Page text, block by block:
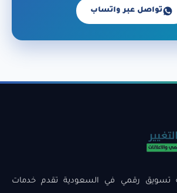
تواصل عبر واتساب
تسويق رقمي في السعودية تقدم خدمات